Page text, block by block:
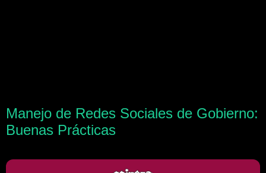
Manejo de Redes Sociales de Gobierno:
Buenas Prácticas